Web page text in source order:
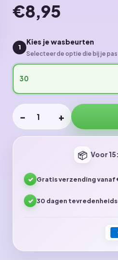
€8,95
1
Kies je wasbeurten
Selecteer de optie die bij je
30
Aantal
− +
📦 Voor
✓ Gratis verzending vanaf
✓ 30 dagen